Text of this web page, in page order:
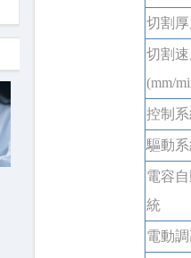
切割厚
切割
(mm/
控制
驅動
電容
統
電動